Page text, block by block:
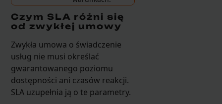
Czym SLA różni się
od zwykłej umowy
Zwykła umowa o świadczenie
usług nie musi określać
gwarantowanego poziomu
dostępności ani czasów reakcji.
SLA uzupełnia ją o te parametry.